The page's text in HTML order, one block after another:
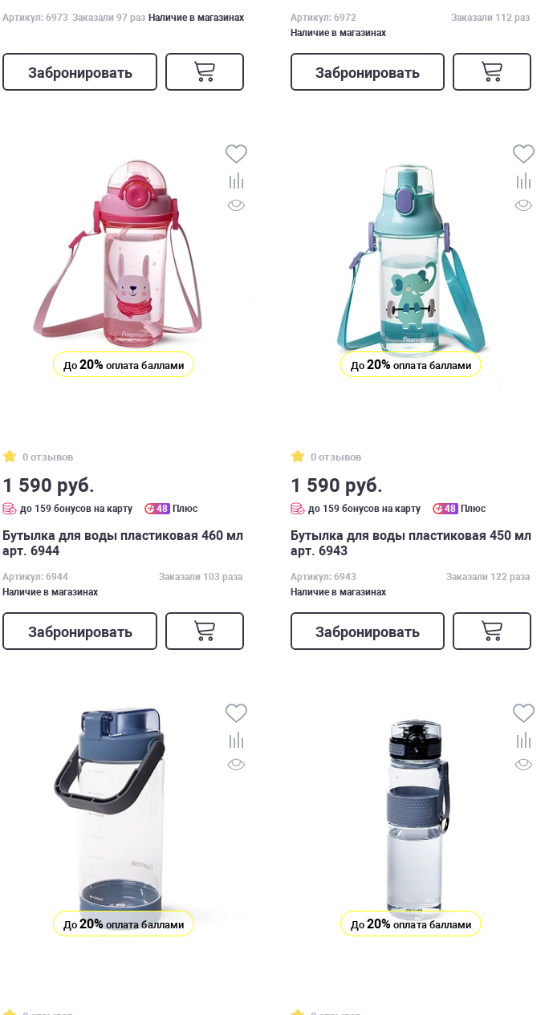
Артикул: 6973 Заказали 97 раз Наличие в магазинах
Забронировать
Артикул: 6972
Заказали 112 раз
Наличие в магазинах
Забронировать
До 20% оплата баллами
0 отзывов
1 590 руб.
до 159 бонусов на карту 48 Плюс
Бутылка для воды пластиковая 460 мл
арт. 6944
Артикул: 6944
Заказали 103 раза
Наличие в магазинах
Забронировать
До20% оплата баллами
0 отзывов
1 590 руб.
до 159 бонусов на карту 48 Плюс
Бутылка для воды пластиковая 450 мл
арт. 6943
Артикул: 6943
Заказали 122 раза
Наличие в магазинах
Забронировать
До 20% оплата баллами До20% оплата баллами